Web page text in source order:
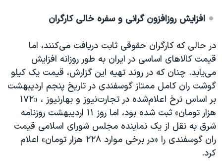
افزایش روزافزون گرانی و سفره خالی کارگران
در حالی که کارگران حقوقی ثابت دریافت می‌کنند، اما
قیمت کالاهای اساسی در ایران به طور روزانه افزایش
می‌يابد. چنان که در روند تهیه این گزارش، قیمت یک کیلو
گوشت ران کامل ممتاز گوسفندی در تاریخ پنجم اردیبهشت
بر اساس نرخ اعلام‌شده در تجارت‌نیوز و بهارنیوز ، «۱۷۲
هزار تومان» ثبت شده بود، اما روز ۱۱ اردیبهشت روزنامه
شرق به نقل از یک نماینده مجلس شورای اسلامی قیمت
ران گوسفندی را «در برخی موارد ۲۲۸ هزار تومان» اعلام
کرد.